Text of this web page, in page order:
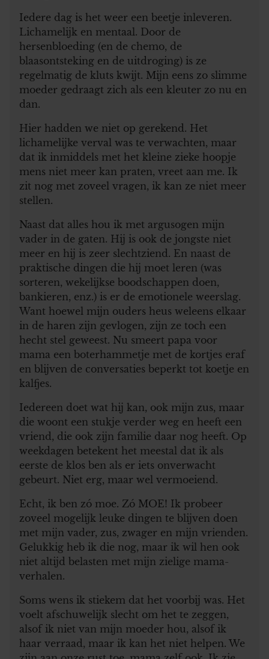
Iedere dag is het weer een beetje inleveren.
Lichamelijk en mentaal. Door de
hersenbloeding (en de chemo, de
blaasontsteking en de uitdroging) is ze
regelmatig de kluts kwijt. Mijn eens zo slimme
moeder gedraagt zich als een kleuter zo nu en
dan.
Hier hadden we niet op gerekend. Het
lichamelijke verval was te verwachten, maar
dat ik inmiddels met het kleine zieke hoopje
mens niet meer kan praten, vreet aan me. Ik
zit nog met zoveel vragen, ik kan ze niet meer
stellen.
Naast dat alles hou ik met argusogen mijn
vader in de gaten. Hij is ook de jongste niet
meer en hij is zeer slechtziend. En naast de
praktische dingen die hij moet leren (was
sorteren, wekelijkse boodschappen doen,
bankieren, enz.) is er de emotionele weerslag.
Want hoewel mijn ouders heus weleens elkaar
in de haren zijn gevlogen, zijn ze toch een
hecht stel geweest. Nu smeert papa voor
mama een boterhammetje met de kortjes eraf
en blijven de conversaties beperkt tot koetje en
kalfjes.
Iedereen doet wat hij kan, ook mijn zus, maar
die woont een stukje verder weg en heeft een
vriend, die ook zijn familie daar nog heeft. Op
weekdagen betekent het meestal dat ik als
eerste de klos ben als er iets onverwacht
gebeurt. Niet erg, maar wel vermoeiend.
Echt, ik ben zó moe. Zó MOE! Ik probeer
zoveel mogelijk leuke dingen te blijven doen
met mijn vader, zus, zwager en mijn vrienden.
Gelukkig heb ik die nog, maar ik wil hen ook
niet altijd belasten met mijn zielige mama-
verhalen.
Soms wens ik stiekem dat het voorbij was. Het
voelt afschuwelijk slecht om het te zeggen,
alsof ik niet van mijn moeder hou, alsof ik
haar verraad, maar ik kan het niet helpen. We